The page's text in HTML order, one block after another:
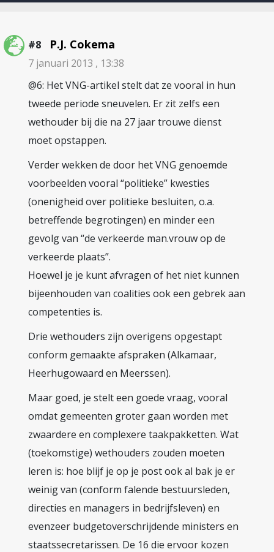
#8 P.J. Cokema
7 januari 2013 , 13:38
@6: Het VNG-artikel stelt dat ze vooral in hun
tweede periode sneuvelen. Er zit zelfs een
wethouder bij die na 27 jaar trouwe dienst
moet opstappen.
Verder wekken de door het VNG genoemde
voorbeelden vooral “politieke” kwesties
(onenigheid over politieke besluiten, o.a.
betreffende begrotingen) en minder een
gevolg van “de verkeerde man.vrouw op de
verkeerde plaats”.
Hoewel je je kunt afvragen of het niet kunnen
bijeenhouden van coalities ook een gebrek aan
competenties is.
Drie wethouders zijn overigens opgestapt
conform gemaakte afspraken (Alkamaar,
Heerhugowaard en Meerssen).
Maar goed, je stelt een goede vraag, vooral
omdat gemeenten groter gaan worden met
zwaardere en complexere taakpakketten. Wat
(toekomstige) wethouders zouden moeten
leren is: hoe blijf je op je post ook al bak je er
weinig van (conform falende bestuursleden,
directies en managers in bedrijfsleven) en
evenzeer budgetoverschrijdende ministers en
staatssecretarissen. De 16 die ervoor kozen